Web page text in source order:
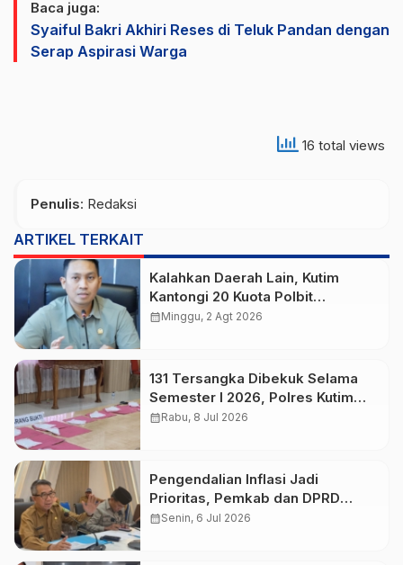
Baca juga:
Syaiful Bakri Akhiri Reses di Teluk Pandan dengan
Serap Aspirasi Warga
16 total views
Penulis: Redaksi
ARTIKEL TERKAIT
Kalahkan Daerah Lain, Kutim
Kantongi 20 Kuota Polbit
Kemenhub untuk Putra Daerah
calendar_monthMinggu, 2 Agt 2026
131 Tersangka Dibekuk Selama
Semester I 2026, Polres Kutim
Ungkap 112 Kasus Narkoba
calendar_monthRabu, 8 Jul 2026
Pengendalian Inflasi Jadi
Prioritas, Pemkab dan DPRD
Kutim Perkuat Sinergi Jaga
calendar_monthSenin, 6 Jul 2026